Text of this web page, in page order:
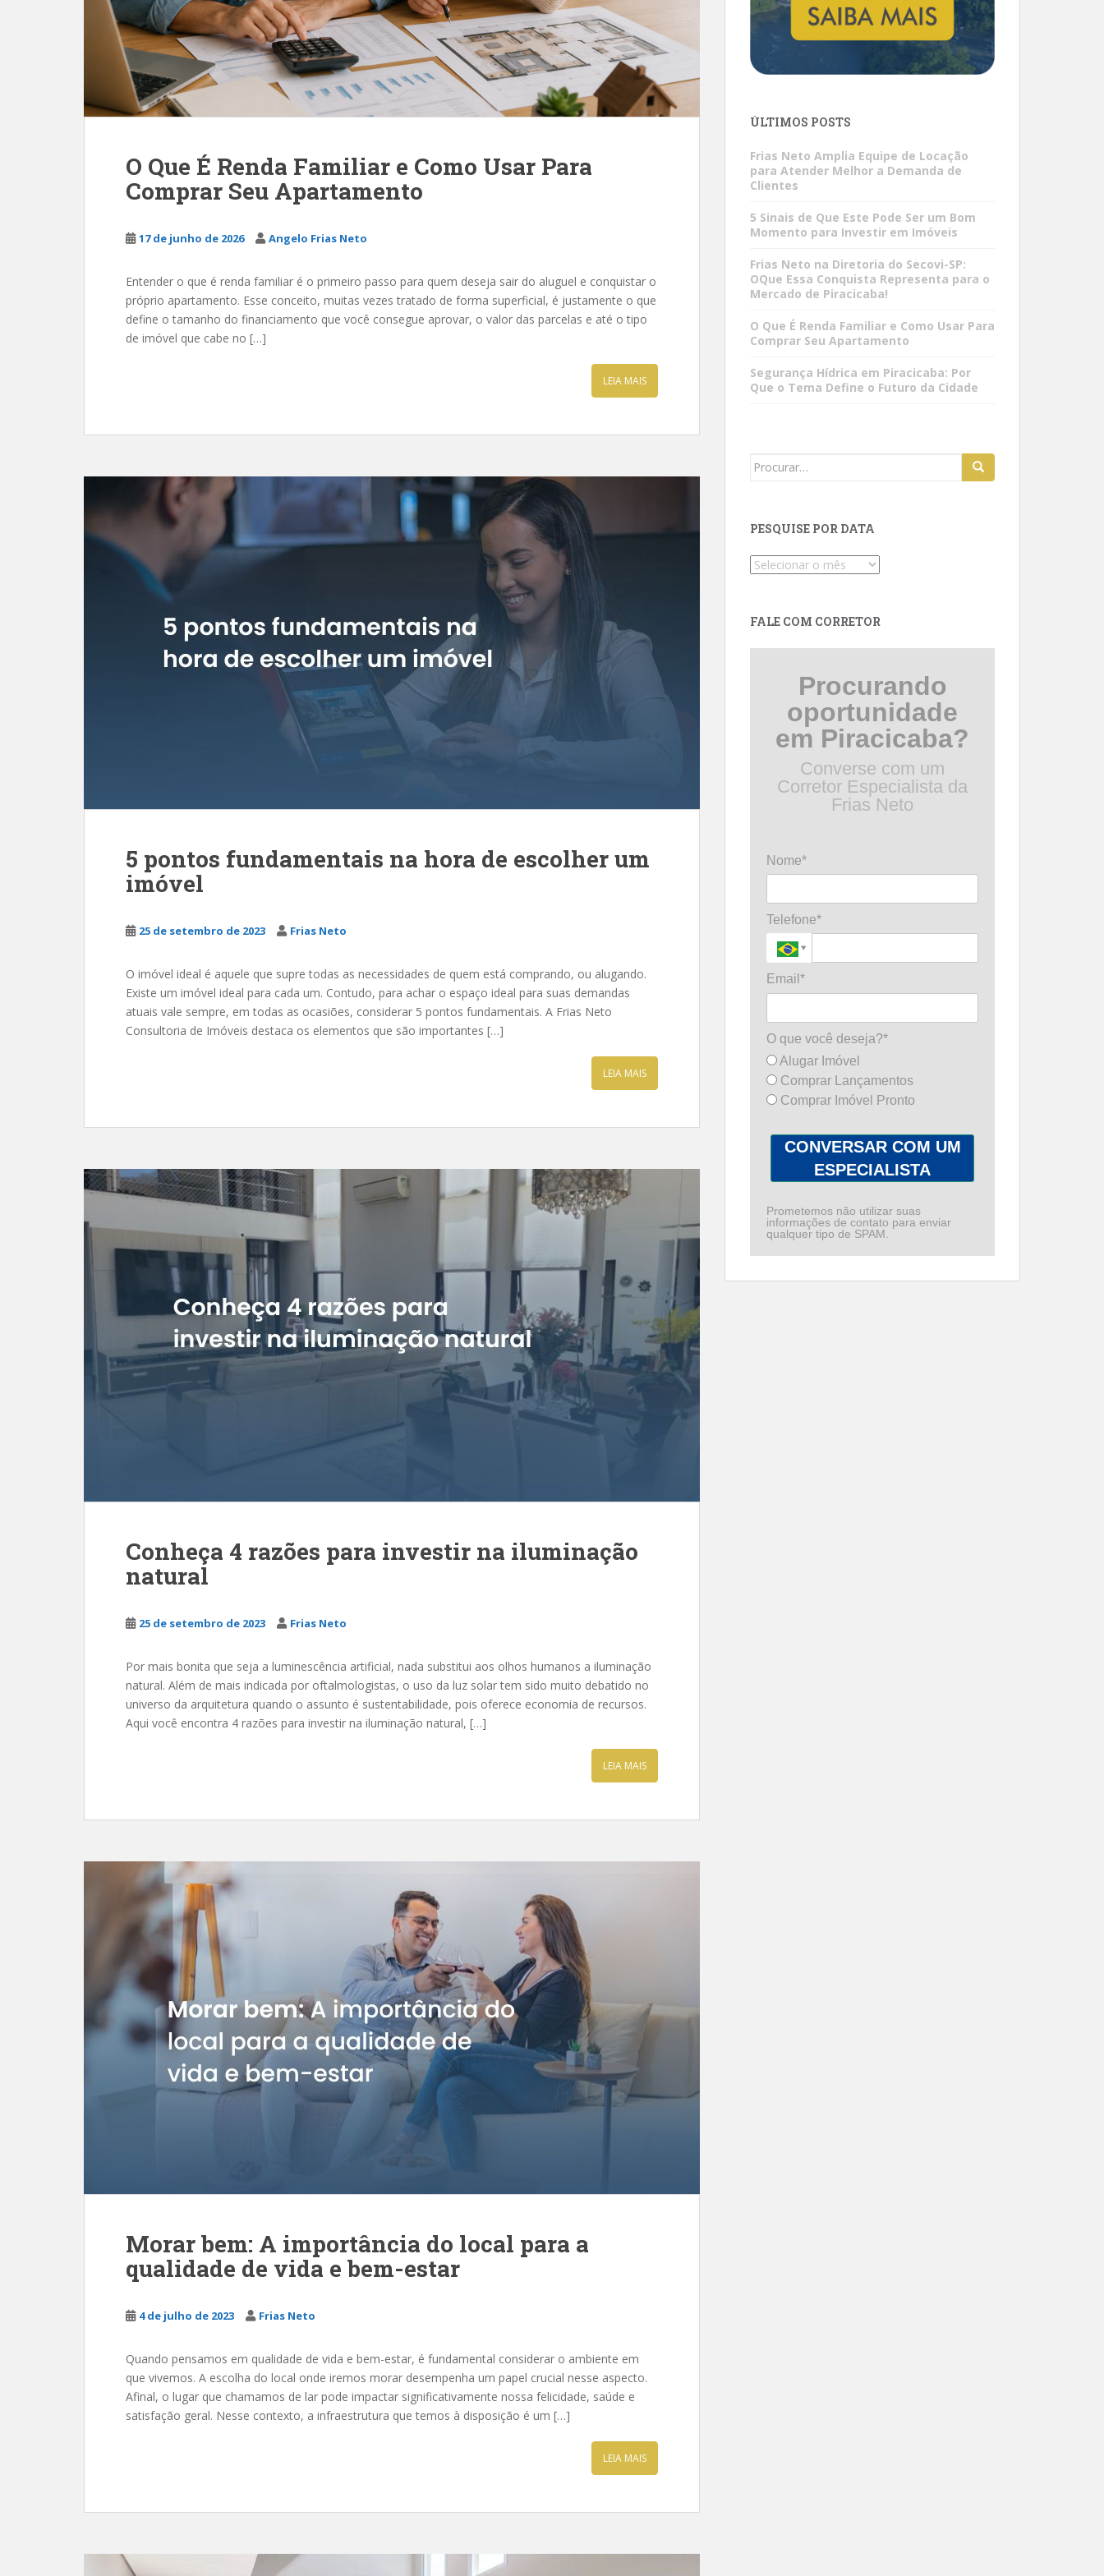
O Que É Renda Familiar e Como Usar Para
Comprar Seu Apartamento
17 de junho de 2026 Angelo Frias Neto
Entender o que é renda familiar é o primeiro passo para quem deseja sair do aluguel e conquistar o
próprio apartamento. Esse conceito, muitas vezes tratado de forma superficial, é justamente o que
define o tamanho do financiamento que você consegue aprovar, o valor das parcelas e até o tipo
de imóvel que cabe no […]
LEIA MAIS
5 pontos fundamentais na hora de escolher um
imóvel
25 de setembro de 2023 Frias Neto
O imóvel ideal é aquele que supre todas as necessidades de quem está comprando, ou alugando.
Existe um imóvel ideal para cada um. Contudo, para achar o espaço ideal para suas demandas
atuais vale sempre, em todas as ocasiões, considerar 5 pontos fundamentais. A Frias Neto
Consultoria de Imóveis destaca os elementos que são importantes […]
LEIA MAIS
Conheça 4 razões para investir na iluminação
natural
25 de setembro de 2023 Frias Neto
Por mais bonita que seja a luminescência artificial, nada substitui aos olhos humanos a iluminação
natural. Além de mais indicada por oftalmologistas, o uso da luz solar tem sido muito debatido no
universo da arquitetura quando o assunto é sustentabilidade, pois oferece economia de recursos.
Aqui você encontra 4 razões para investir na iluminação natural, […]
LEIA MAIS
Morar bem: A importância do local para a
qualidade de vida e bem-estar
4 de julho de 2023 Frias Neto
Quando pensamos em qualidade de vida e bem-estar, é fundamental considerar o ambiente em
que vivemos. A escolha do local onde iremos morar desempenha um papel crucial nesse aspecto.
Afinal, o lugar que chamamos de lar pode impactar significativamente nossa felicidade, saúde e
satisfação geral. Nesse contexto, a infraestrutura que temos à disposição é um […]
LEIA MAIS
ÚLTIMOS POSTS
Frias Neto Amplia Equipe de Locação
para Atender Melhor a Demanda de
Clientes
5 Sinais de Que Este Pode Ser um Bom
Momento para Investir em Imóveis
Frias Neto na Diretoria do Secovi-SP:
OQue Essa Conquista Representa para o
Mercado de Piracicaba!
O Que É Renda Familiar e Como Usar Para
Comprar Seu Apartamento
Segurança Hídrica em Piracicaba: Por
Que o Tema Define o Futuro da Cidade
Search
PESQUISE POR DATA
Pesquise
FALE COM CORRETOR
Procurando
oportunidade
em Piracicaba?
Converse com um
Corretor Especialista da
Frias Neto
Nome*
Telefone*
Email*
O que você deseja?*
Alugar Imóvel
Comprar Lançamentos
Comprar Imóvel Pronto
CONVERSAR COM UM
ESPECIALISTA
Prometemos não utilizar suas
informações de contato para enviar
qualquer tipo de SPAM.